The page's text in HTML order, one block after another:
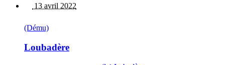
13 avril 2022
(Dému)
Loubadère